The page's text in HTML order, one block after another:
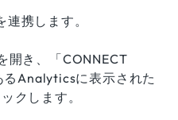
携します。
開き、「CONNECT
るAnalyticsに表示された
クします。